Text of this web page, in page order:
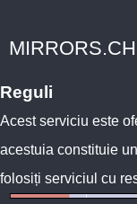
Reguli
Acest serviciu este
acestuia constituie
folosiți serviciul cu